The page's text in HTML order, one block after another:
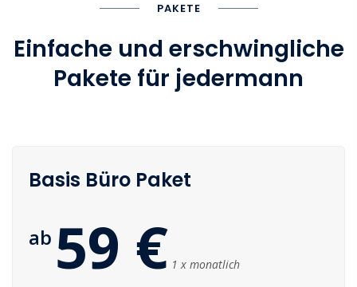
PAKETE
Einfache und erschwingliche
Pakete für jedermann
Basis Büro Paket
ab 59 € 1 x monatlich